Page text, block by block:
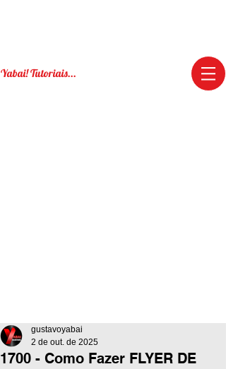
Yabai! Tutoriais...
1700 - Como Fazer FLYER DE
gustavoyabai
2 de out. de 2025